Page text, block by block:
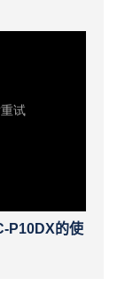
P10DX的使